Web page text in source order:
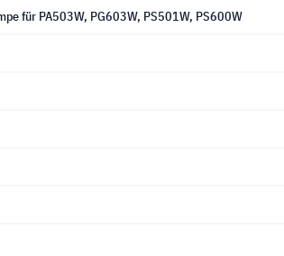
für PA503W, PG603W, PS501W, PS600W